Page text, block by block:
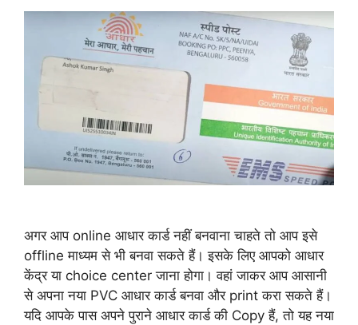
अगर आप online आधार कार्ड नहीं बनवाना चाहते तो आप इसे
offline माध्यम से भी बनवा सकते हैं। इसके लिए आपको आधार
केंद्र या choice center जाना होगा। वहां जाकर आप आसानी
से अपना नया PVC आधार कार्ड बनवा और print करा सकते हैं।
यदि आपके पास अपने पुराने आधार कार्ड की Copy हैं, तो यह नया